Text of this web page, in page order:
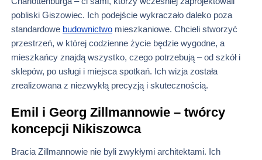
pobliski Giszowiec. Ich podejście wykraczało daleko poza
standardowe budownictwo mieszkaniowe. Chcieli stworzyć
przestrzeń, w której codzienne życie będzie wygodne, a
mieszkańcy znajdą wszystko, czego potrzebują – od szkół i
sklepów, po usługi i miejsca spotkań. Ich wizja została
zrealizowana z niezwykłą precyzją i skutecznością.
Emil i Georg Zillmannowie – twórcy
koncepcji Nikiszowca
Bracia Zillmannowie nie byli zwykłymi architektami. Ich